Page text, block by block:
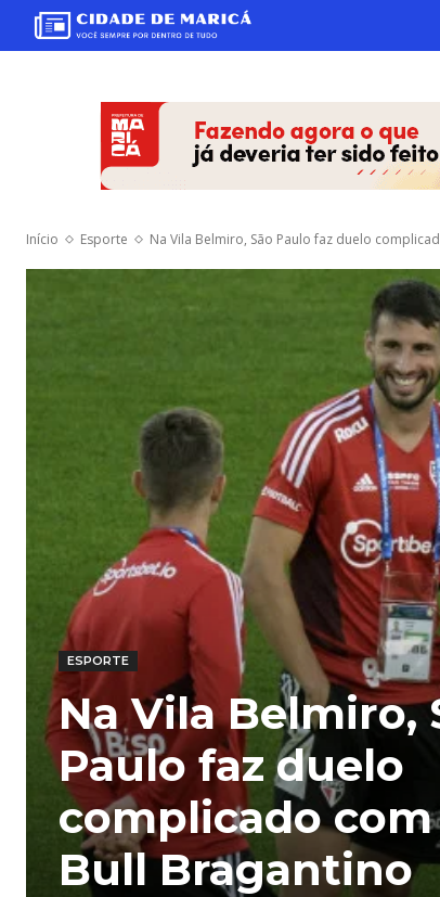
Início Esporte Na Vila Belmiro, São Paulo faz duelo
ESPORTE
Na Vila Belmiro,
Paulo faz duelo
complicado com
Bull Bragantino